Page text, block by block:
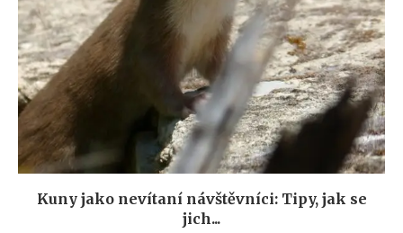
Kuny jako nevítaní návštěvníci: Tipy, jak se
jich...